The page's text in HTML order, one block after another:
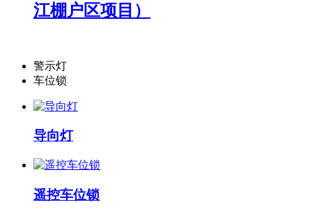
江棚户区项目）
警示灯
车位锁
导向灯
遥控车位锁